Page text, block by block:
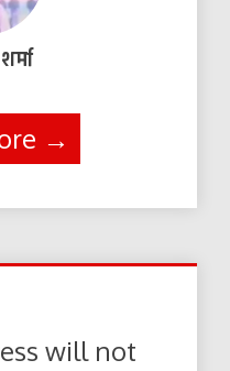
→
will not